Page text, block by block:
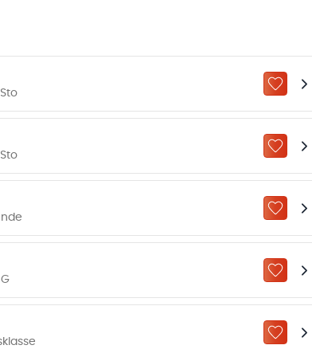
ZU
ZU
ZU
ZU
ZU